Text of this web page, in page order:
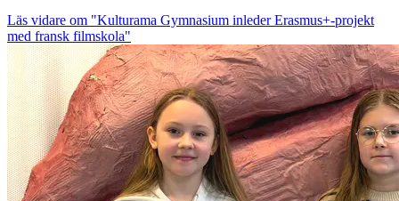
Läs vidare om "Kulturama Gymnasium inleder Erasmus+-projekt
med fransk filmskola"